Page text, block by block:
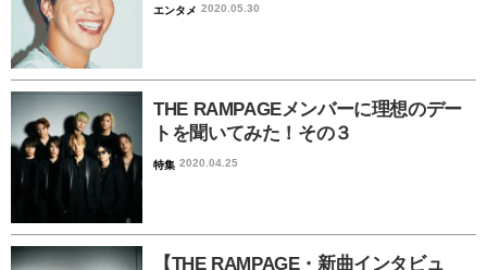
エンタメ 2020.05.30
THE RAMPAGEメンバーに理想のデー
トを聞いてみた！その３
特集 2020.04.25
【THE RAMPAGE・新曲インタビュ